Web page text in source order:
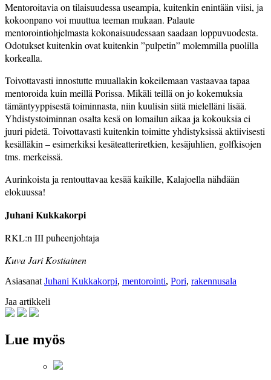
Mentoroitavia on tilaisuudessa useampia, kuitenkin enintään viisi, ja
kokoonpano voi muuttua teeman mukaan. Palaute
mentorointiohjelmasta kokonaisuudessaan saadaan loppuvuodesta.
Odotukset kuitenkin ovat kuitenkin ”pulpetin” molemmilla puolilla
korkealla.
Toivottavasti innostutte muuallakin kokeilemaan vastaavaa tapaa
mentoroida kuin meillä Porissa. Mikäli teillä on jo kokemuksia
tämäntyyppisestä toiminnasta, niin kuulisin siitä mielelläni lisää.
Yhdistystoiminnan osalta kesä on lomailun aikaa ja kokouksia ei
juuri pidetä. Toivottavasti kuitenkin toimitte yhdistyksissä aktiivisesti
kesälläkin –esimerkiksi kesäteatteriretkien, kesäjuhlien, golfkisojen
tms. merkeissä.
Aurinkoista ja rentouttavaa kesää kaikille, Kalajoella nähdään
elokuussa!
Juhani Kukkakorpi
RKL:n III puheenjohtaja
Kuva Jari Kostiainen
Asiasanat Juhani Kukkakorpi, mentorointi, Pori, rakennusala
Jaa artikkeli
Lue myös